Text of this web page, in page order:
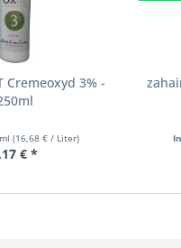
Cremeoxyd 3% -
(16,68 € / Liter)
€ *